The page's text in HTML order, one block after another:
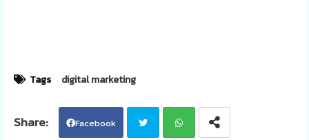
Tags digital marketing
Facebook